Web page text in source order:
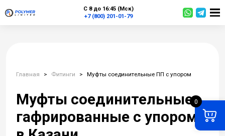
С 8 до 16:45 (Мск)
+7 (800) 201-01-79
0
Главная > Фитинги > Муфты соединительные ПП с упором
Муфты соединительные
гафрированные с упором